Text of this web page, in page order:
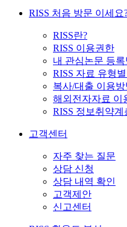
RISS 처음 방문 이세요
RISS란?
RISS 이용권한
내 관심논문 등록
RISS 자료 유형
복사/대출 이용방
해외전자자료 이
RISS 정보취약
고객센터
자주 찾는 질문
상담 신청
상담 내역 확인
고객제안
신고센터